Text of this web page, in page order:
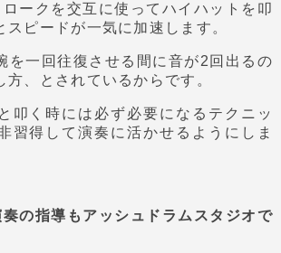
ークを交互に使ってハイハットを叩
スピードが一気に加速します。
を一回往復させる間に音が2回出るの
方、とされているからです。
叩く時には必ず必要になるテクニッ
習得して演奏に活かせるようにしま
の指導もアッシュドラムスタジオで